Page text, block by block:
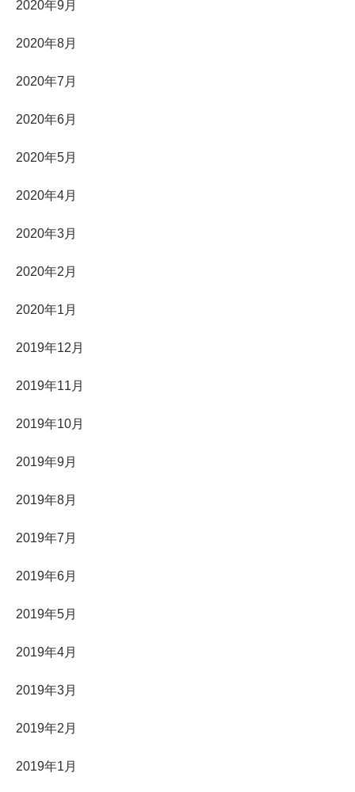
2020年9月
2020年8月
2020年7月
2020年6月
2020年5月
2020年4月
2020年3月
2020年2月
2020年1月
2019年12月
2019年11月
2019年10月
2019年9月
2019年8月
2019年7月
2019年6月
2019年5月
2019年4月
2019年3月
2019年2月
2019年1月